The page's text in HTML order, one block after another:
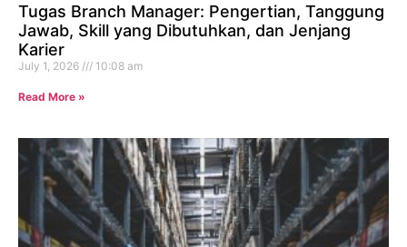
Tugas Branch Manager: Pengertian, Tanggung
Jawab, Skill yang Dibutuhkan, dan Jenjang
Karier
July 1, 2026 10:08 am
Read More »